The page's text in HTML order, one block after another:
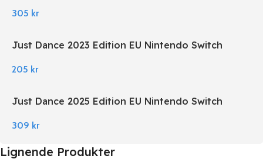
305 kr
Just Dance 2023 Edition EU Nintendo Switch
205 kr
Just Dance 2025 Edition EU Nintendo Switch
309 kr
Lignende Produkter